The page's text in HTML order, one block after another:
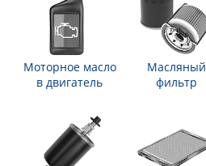
Моторное масло
в двигатель
Масляный
фильтр